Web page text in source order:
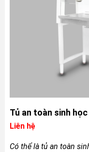
Tủ an toàn sinh
Liên hệ
Có thể là tủ an toàn